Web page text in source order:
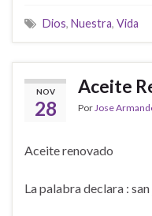
Dios, Nuestra, Vida
NOV
28
Aceite
Por Jose
Aceite renovado
La palabra declara :